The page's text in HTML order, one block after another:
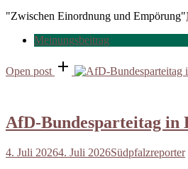
"Zwischen Einordnung und Empörung"
Meinungsbeitrag
Open post
AfD-Bundesparteitag
4. Juli 20264. Juli 2026Südpfalzreporter